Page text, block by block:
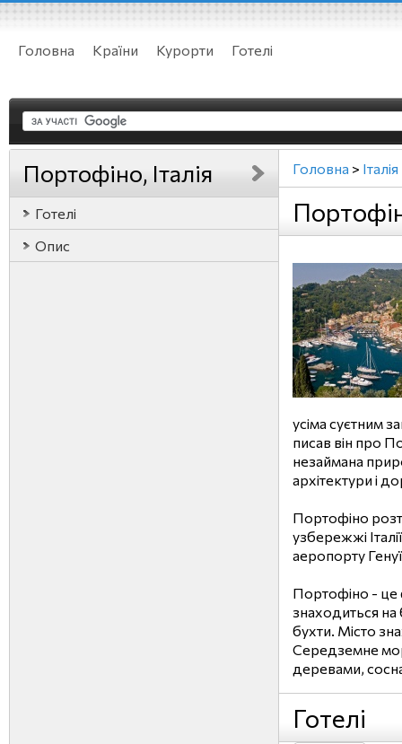
Головна Країни Курорти Готелі
Портофіно, Італія
Готелі
Опис
Головна > Італія
усіма суєтним
писав він про
незаймана
архітектури і
Портофіно
узбережжі
аеропорту
Портофіно -
знаходиться на
бухти. Місто
Середземне
деревами,
Готелі